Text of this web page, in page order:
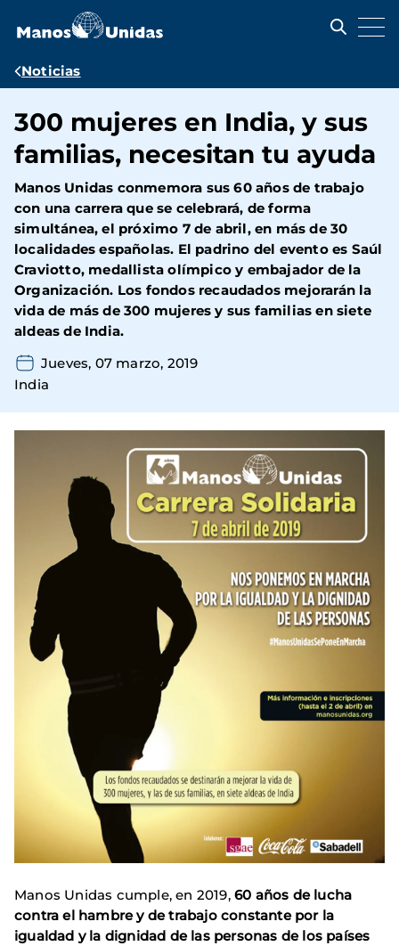
contenido
Ruta
navegación
Noticias
300 mujeres en India, y sus
familias, necesitan tu ayuda
Manos Unidas conmemora sus 60 años de trabajo
con una carrera que se celebrará, de forma
simultánea, el próximo 7 de abril, en más de 30
localidades españolas. El padrino del evento es Saúl
Craviotto, medallista olímpico y embajador de la
Organización. Los fondos recaudados mejorarán la
vida de más de 300 mujeres y sus familias en siete
aldeas de India.
Jueves, 07 marzo, 2019
India
Manos Unidas cumple, en 2019, 60 años de lucha
contra el hambre y de trabajo constante por la
igualdad y la dignidad de las personas de los países